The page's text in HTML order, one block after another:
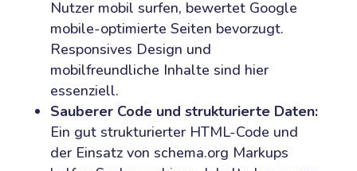
Nutzer mobil surfen, bewertet Google
mobile-optimierte Seiten bevorzugt.
Responsives Design und
mobilfreundliche Inhalte sind hier
essenziell.
Sauberer Code und strukturierte Daten:
Ein gut strukturierter HTML-Code und
der Einsatz von schema.org Markups